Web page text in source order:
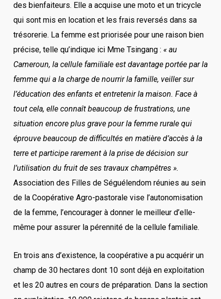
des bienfaiteurs. Elle a acquise une moto et un tricycle
qui sont mis en location et les frais reversés dans sa
trésorerie. La femme est priorisée pour une raison bien
précise, telle qu’indique ici Mme Tsingang : « au
Cameroun, la cellule familiale est davantage portée par la
femme qui a la charge de nourrir la famille, veiller sur
l’éducation des enfants et entretenir la maison. Face à
tout cela, elle connaît beaucoup de frustrations, une
situation encore plus grave pour la femme rurale qui
éprouve beaucoup de difficultés en matière d’accès à la
terre et participe rarement à la prise de décision sur
l’utilisation du fruit de ses travaux champêtres ».
Association des Filles de Séguélendom réunies au sein
de la Coopérative Agro-pastorale vise l’autonomisation
de la femme, l’encourager à donner le meilleur d’elle-
même pour assurer la pérennité de la cellule familiale.
En trois ans d’existence, la coopérative a pu acquérir un
champ de 30 hectares dont 10 sont déjà en exploitation
et les 20 autres en cours de préparation. Dans la section